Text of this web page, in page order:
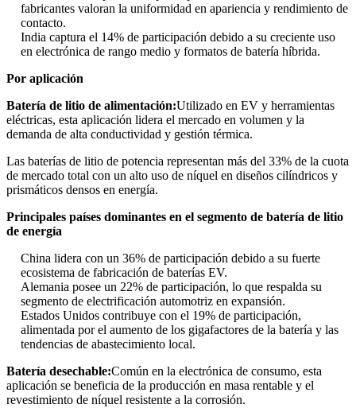
fabricantes valoran la uniformidad en apariencia y rendimiento de
contacto.
India captura el 14% de participación debido a su creciente uso
en electrónica de rango medio y formatos de batería híbrida.
Por aplicación
Batería de litio de alimentación:Utilizado en EV y herramientas
eléctricas, esta aplicación lidera el mercado en volumen y la
demanda de alta conductividad y gestión térmica.
Las baterías de litio de potencia representan más del 33% de la cuota
de mercado total con un alto uso de níquel en diseños cilíndricos y
prismáticos densos en energía.
Principales países dominantes en el segmento de batería de litio
de energía
China lidera con un 36% de participación debido a su fuerte
ecosistema de fabricación de baterías EV.
Alemania posee un 22% de participación, lo que respalda su
segmento de electrificación automotriz en expansión.
Estados Unidos contribuye con el 19% de participación,
alimentada por el aumento de los gigafactores de la batería y las
tendencias de abastecimiento local.
Batería desechable:Común en la electrónica de consumo, esta
aplicación se beneficia de la producción en masa rentable y el
revestimiento de níquel resistente a la corrosión.